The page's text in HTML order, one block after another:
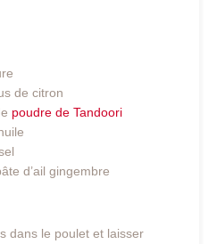
de citron
poudre de Tandoori
d’ail gingembre
dans le poulet et laisser